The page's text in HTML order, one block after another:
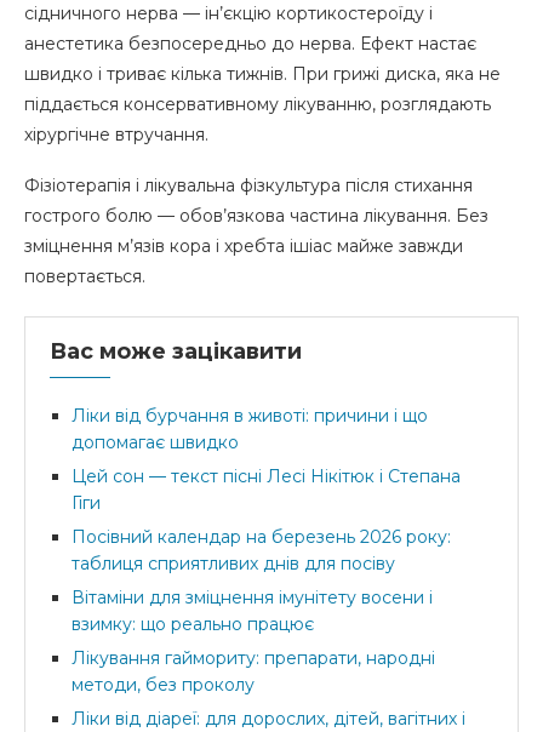
сідничного нерва — ін’єкцію кортикостероїду і
анестетика безпосередньо до нерва. Ефект настає
швидко і триває кілька тижнів. При грижі диска, яка не
піддається консервативному лікуванню, розглядають
хірургічне втручання.
Фізіотерапія і лікувальна фізкультура після стихання
гострого болю — обов’язкова частина лікування. Без
зміцнення м’язів кора і хребта ішіас майже завжди
повертається.
Вас може зацікавити
Ліки від бурчання в животі: причини і що
допомагає швидко
Цей сон — текст пісні Лесі Нікітюк і Степана
Гіги
Посівний календар на березень 2026 року:
таблиця сприятливих днів для посіву
Вітаміни для зміцнення імунітету восени і
взимку: що реально працює
Лікування гаймориту: препарати, народні
методи, без проколу
Ліки від діареї: для дорослих, дітей, вагітних і